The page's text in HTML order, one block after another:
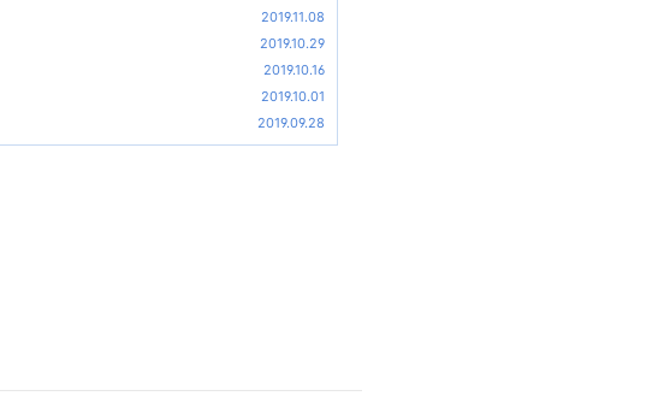
2019.11.08
2019.10.29
2019.10.16
2019.10.01
2019.09.28